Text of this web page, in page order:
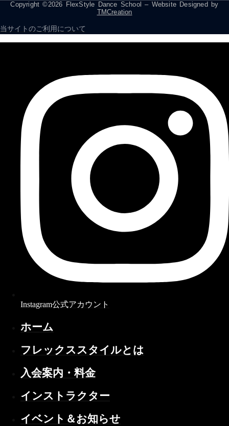
Copyright ©2026 FlexStyle Dance School – Website Designed by
TMCreation
当サイトのご利用について
Instagram公式アカウント
ホーム
フレックススタイルとは
入会案内・料金
インストラクター
イベント＆お知らせ